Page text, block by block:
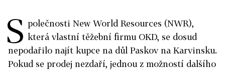
S polečnosti New World Resources (NWR),
která vlastní těžební firmu OKD, se dosud
nepodařilo najít kupce na důl Paskov na Karvinsku.
Pokud se prodej nezdaří, jednou z možností dalšího